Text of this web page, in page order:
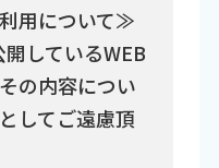
用について≫
しているWEB
の内容につい
してご遠慮頂